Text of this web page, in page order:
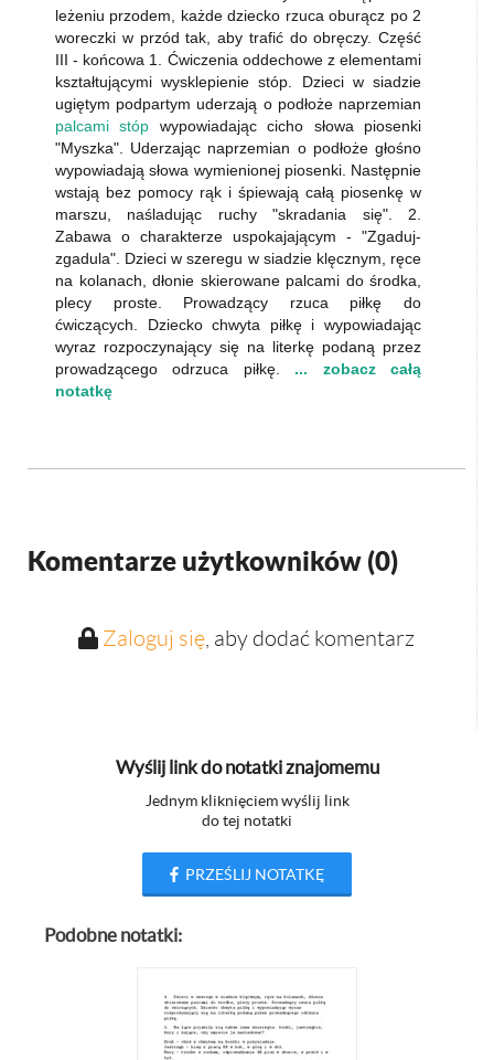
leżeniu przodem, każde dziecko rzuca oburącz po 2
woreczki w przód tak, aby trafić do obręczy. Część
III - końcowa 1. Ćwiczenia oddechowe z elementami
kształtującymi wysklepienie stóp. Dzieci w siadzie
ugiętym podpartym uderzają o podłoże naprzemian
palcami stóp wypowiadając cicho słowa piosenki
"Myszka". Uderzając naprzemian o podłoże głośno
wypowiadają słowa wymienionej piosenki. Następnie
wstają bez pomocy rąk i śpiewają całą piosenkę w
marszu, naśladując ruchy "skradania się". 2.
Zabawa o charakterze uspokajającym - "Zgaduj-
zgadula". Dzieci w szeregu w siadzie klęcznym, ręce
na kolanach, dłonie skierowane palcami do środka,
plecy proste. Prowadzący rzuca piłkę do
ćwiczących. Dziecko chwyta piłkę i wypowiadając
wyraz rozpoczynający się na literkę podaną przez
prowadzącego odrzuca piłkę. ... zobacz całą
notatkę
Komentarze użytkowników (0)
Zaloguj się, aby dodać komentarz
Wyślij link do notatki znajomemu
Jednym kliknięciem wyślij link
do tej notatki
PRZEŚLIJ NOTATKĘ
Podobne notatki: